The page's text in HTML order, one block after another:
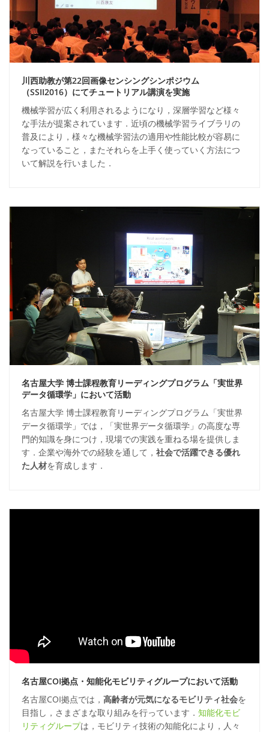
川西助教が第22回画像センシングシンポジウム
（SSII2016）にてチュートリアル講演を実施
機械学習が広く利用されるようになり，深層学習など様々
な手法が提案されています．近頃の機械学習ライブラリの
普及により，様々な機械学習法の適用や性能比較が容易に
なっていること，またそれらを上手く使っていく方法につ
いて解説を行いました．
名古屋大学 博士課程教育リーディングプログラム「実世界
データ循環学」において活動
名古屋大学 博士課程教育リーディングプログラム「実世界
データ循環学」では，「実世界データ循環学」の高度な専
門的知識を身につけ，現場での実践を重ねる場を提供しま
す．企業や海外での経験を通して， 社会で活躍できる優れ
た人材を育成します．
名古屋COI拠点・知能化モビリティグループにおいて活動
名古屋COI拠点では， 高齢者が元気になるモビリティ社会を
目指し，さまざまな取り組みを行っています． 知能化モビ
リティグループは，モビリティ技術の知能化により，人々